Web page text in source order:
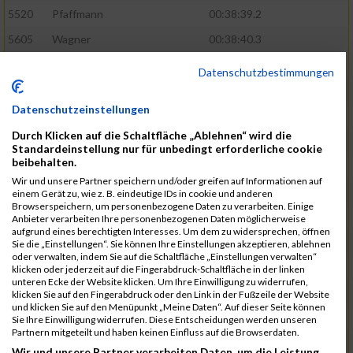
5520 Pfaffmann
00:38:39.2
5605
Wagner
00:38:40.3
5571
5601
Verclas
5368
Böhm
00:39:40.1
5531
Rieger
5584
Stadtmüller
00:40:01.1
5570
Schulze
00:40:29.6
5572
Schuster
00:40:29.9
5466
Kiehne
00:40:40.9
5615
Weigand
00:41:00.1
5515
Ohler
00:41:07.3
Selbiger
Datenschutzbestimmungen
Datenschutzeinstellungen
Durch Klicken auf die Schaltfläche „Ablehnen“ wird die
Standardeinstellung nur für unbedingt erforderliche cookie
beibehalten.
Wir und unsere Partner speichern und/oder greifen auf Informationen auf
einem Gerät zu, wie z. B. eindeutige IDs in cookie und anderen
Browserspeichern, um personenbezogene Daten zu verarbeiten. Einige
Anbieter verarbeiten Ihre personenbezogenen Daten möglicherweise
aufgrund eines berechtigten Interesses. Um dem zu widersprechen, öffnen
Sie die „Einstellungen“. Sie können Ihre Einstellungen akzeptieren, ablehnen
oder verwalten, indem Sie auf die Schaltfläche „Einstellungen verwalten“
klicken oder jederzeit auf die Fingerabdruck-Schaltfläche in der linken
unteren Ecke der Website klicken. Um Ihre Einwilligung zu widerrufen,
klicken Sie auf den Fingerabdruck oder den Link in der Fußzeile der Website
und klicken Sie auf den Menüpunkt „Meine Daten“. Auf dieser Seite können
Sie Ihre Einwilligung widerrufen. Diese Entscheidungen werden unseren
Partnern mitgeteilt und haben keinen Einfluss auf die Browserdaten.